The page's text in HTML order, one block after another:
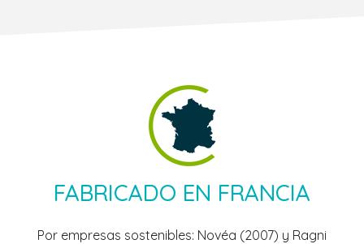
FABRICADO EN FRANCIA
Por empresas sostenibles: Novéa (2007) y Ragni